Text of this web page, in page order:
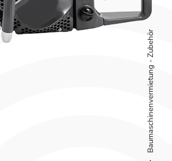
Baumaschinenvermietung - Zubehör